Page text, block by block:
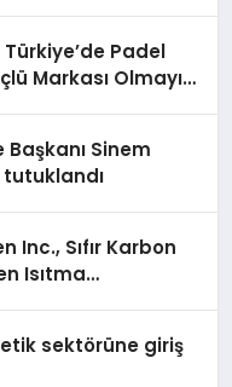
Padel
Markası Olmayı
Sinem
Inc., Sıfır Karbon
Isıtma
sektörüne giriş